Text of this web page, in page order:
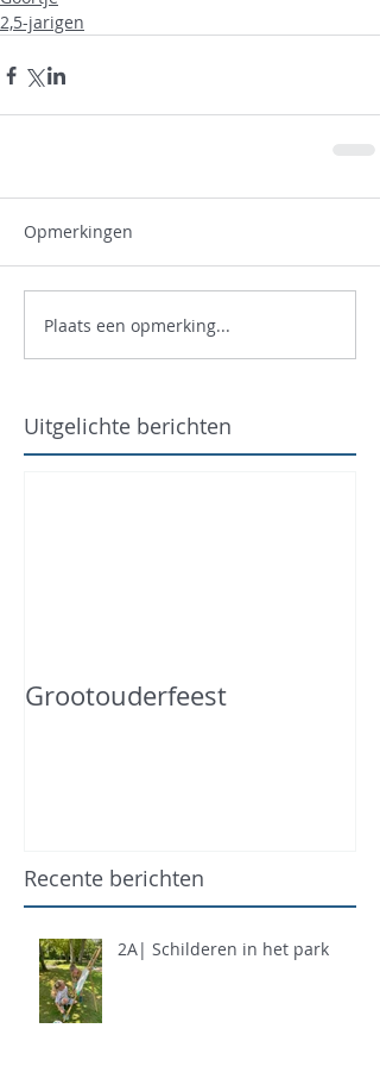
2,5-jarigen
Opmerkingen
Plaats een opmerking...
Uitgelichte berichten
Grootouderfeest
Recente berichten
2A| Schilderen in het park